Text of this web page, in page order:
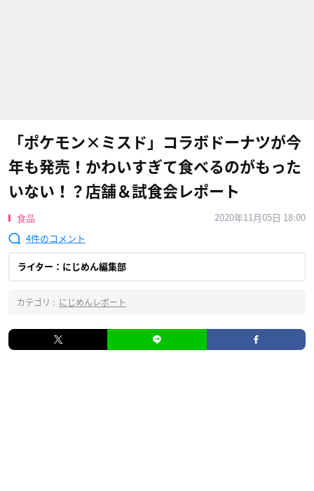
「ポケモン×ミスド」コラボドーナツが今
年も発売！かわいすぎて食べるのがもった
いない！？店舗＆試食会レポート
食品
2020年11月05日 18:00
4
ライター：にじめん編集部
カテゴリ : にじめんレポート